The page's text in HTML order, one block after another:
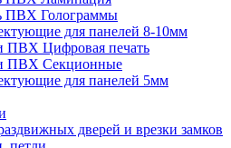
ПВХ Голограммы
для панелей 8-10мм
ПВХ Цифровая печать
ПВХ Секционные
для панелей 5мм
дверей и врезки замков